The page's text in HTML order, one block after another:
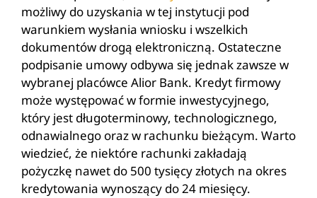
możliwy do uzyskania w tej instytucji pod
warunkiem wysłania wniosku i wszelkich
dokumentów drogą elektroniczną. Ostateczne
podpisanie umowy odbywa się jednak zawsze w
wybranej placówce Alior Bank. Kredyt firmowy
może występować w formie inwestycyjnego,
który jest długoterminowy, technologicznego,
odnawialnego oraz w rachunku bieżącym. Warto
wiedzieć, że niektóre rachunki zakładają
pożyczkę nawet do 500 tysięcy złotych na okres
kredytowania wynoszący do 24 miesięcy.